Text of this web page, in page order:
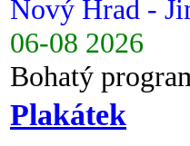
Nový Hrad -
06-08 2026
Bohatý
Plakátek